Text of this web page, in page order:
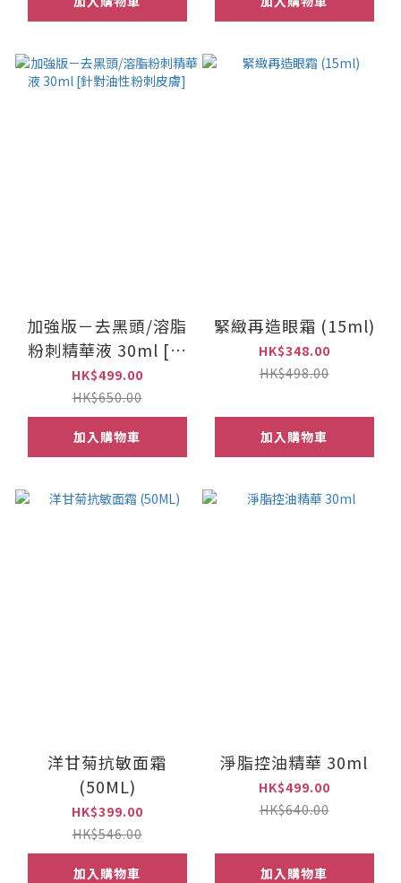
加強版－去黑頭/溶脂
粉刺精華液 30ml [針
對油性粉刺皮膚]
HK$499.00
HK$650.00
加入購物車
緊緻再造眼霜 (15ml)
HK$348.00
HK$498.00
加入購物車
洋甘菊抗敏面霜
(50ML)
HK$399.00
HK$546.00
加入購物車
淨脂控油精華 30ml
HK$499.00
HK$640.00
加入購物車